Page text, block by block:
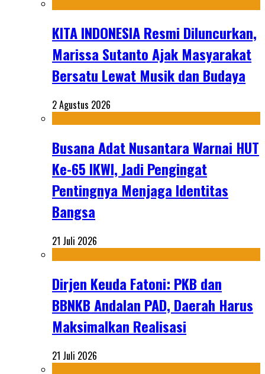
KITA INDONESIA Resmi Diluncurkan,
Marissa Sutanto Ajak Masyarakat
Bersatu Lewat Musik dan Budaya
2 Agustus 2026
Busana Adat Nusantara Warnai HUT
Ke-65 IKWI, Jadi Pengingat
Pentingnya Menjaga Identitas
Bangsa
21 Juli 2026
Dirjen Keuda Fatoni: PKB dan
BBNKB Andalan PAD, Daerah Harus
Maksimalkan Realisasi
21 Juli 2026